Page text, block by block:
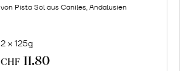
von Pista Sol aus Caniles, Andalusien
2 x 125g
CHF 11.80